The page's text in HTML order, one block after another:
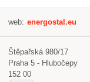
web: energostal.eu
Štěpařská 980/17
Praha 5 - Hlubočepy
152 00